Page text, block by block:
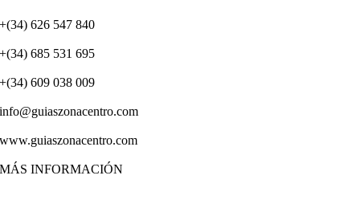
+(34) 626 547 840
+(34) 685 531 695
+(34) 609 038 009
info@guiaszonacentro.com
www.guiaszonacentro.com
MÁS INFORMACIÓN